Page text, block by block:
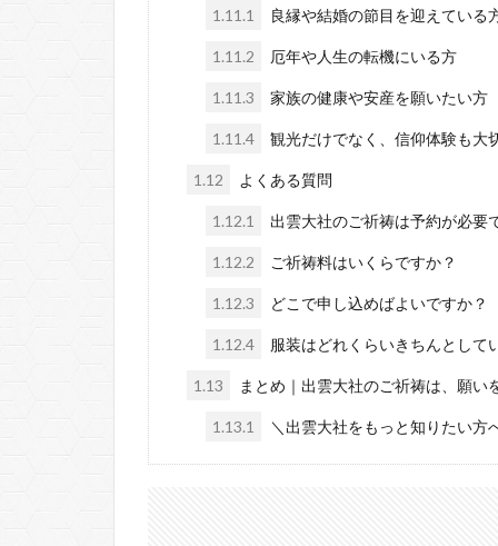
1.11.1 良縁や結婚の節目を迎えている
1.11.2 厄年や人生の転機にいる方
1.11.3 家族の健康や安産を願いたい方
1.11.4 観光だけでなく、信仰体験も大
1.12 よくある質問
1.12.1 出雲大社のご祈祷は予約が必要
1.12.2 ご祈祷料はいくらですか？
1.12.3 どこで申し込めばよいですか？
1.12.4 服装はどれくらいきちんとして
1.13 まとめ｜出雲大社のご祈祷は、願い
1.13.1 ＼出雲大社をもっと知りたい方